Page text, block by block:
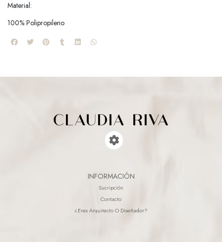
Material:
100% Polipropileno
INFORMACIÓN
Sucripción
Contacto
¿eres Arquitecto O Diseñador?